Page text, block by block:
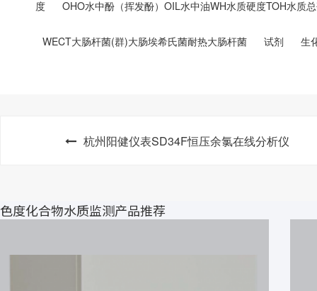
度 OHO水中酚（挥发酚）OIL水中油WH水质硬度TOH水质
WECT大肠杆菌(群)大肠埃希氏菌耐热大肠杆菌 试剂 生
杭州阳健仪表SD34F恒压余氯在线分析仪
色度化合物水质监测产品推荐